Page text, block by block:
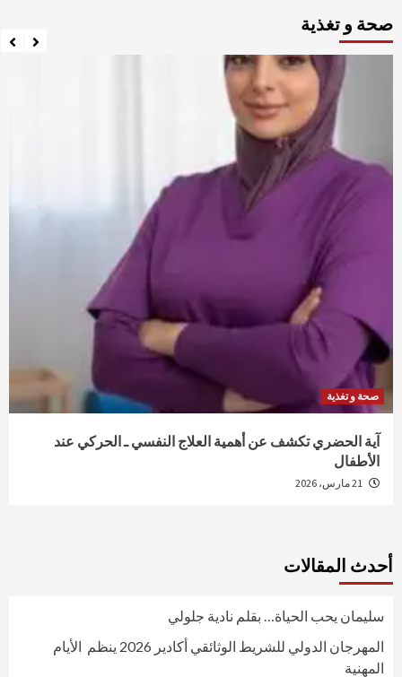
صحة و تغذية
صحة و تغذية
آية الحضري تكشف عن أهمية العلاج النفسي ـ الحركي عند
الأطفال
أحدث المقالات
سليمان يحب الحياة… بقلم نادية جلولي
المهرجان الدولي للشريط الوثائقي أكادير 2026 ينظم الأيام
المهنية